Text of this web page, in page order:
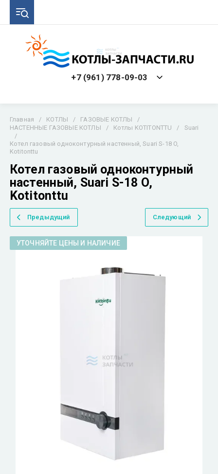
+7 (961) 778-09-03
Главная / КОТЛЫ / ГАЗОВЫЕ КОТЛЫ
/
НАСТЕННЫЕ ГАЗОВЫЕ КОТЛЫ
/ Котлы KOTITONTTU /
Suari
/
Котел газовый одноконтурный настенный, Suari S-18 O,
Kotitonttu
Котел газовый одноконтурный
настенный, Suari S-18 O,
Kotitonttu
Предыдущий Следующий
УТОЧНЯЙТЕ ЦЕНЫ И НАЛИЧИЕ